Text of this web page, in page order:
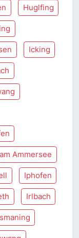
Huglfing
Icking
Ammersee
Iphofen
Irlbach